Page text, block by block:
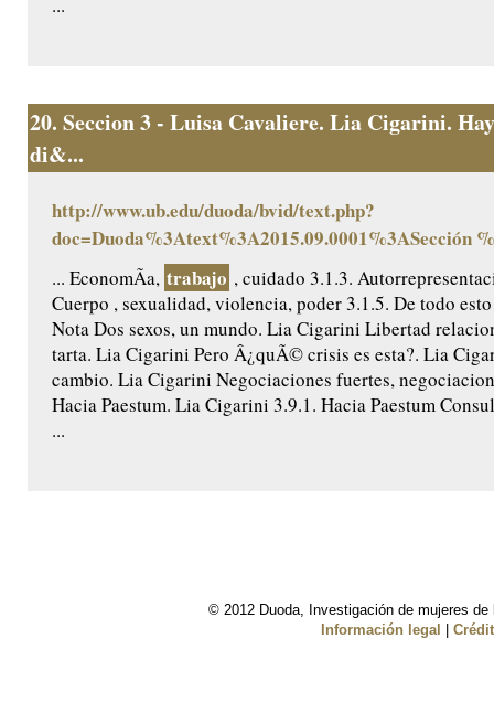
...
20. Seccion 3 - Luisa Cavaliere. Lia Cigarini.
di&...
http://www.ub.edu/duoda/bvid/text.php?
doc=Duoda%3Atext%3A2015.09.0001%3ASección
... EconomÃ­a, trabajo , cuidado 3.1.3.
Cuerpo , sexualidad, violencia, poder 3.1.5. De todo
Nota Dos sexos, un mundo. Lia Cigarini Libertad
tarta. Lia Cigarini Pero Â¿quÃ© crisis es esta?. Lia
cambio. Lia Cigarini Negociaciones fuertes,
Hacia Paestum. Lia Cigarini 3.9.1. Hacia Paestum
...
© 2012 Duoda, Investigación de mujeres
Información legal